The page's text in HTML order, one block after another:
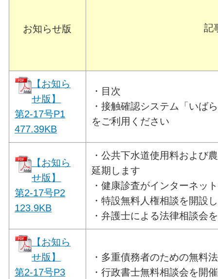
お知らせ版 記
【お知ら
せ版】
第2-17号P1
477.39KB
・目次
・接触確認システム「いば
をご利用ください
【お知ら
せ版】
第2-17号P2
123.9KB
・公共下水道使用料および
延期します
・健康診査がインターネッ
・特設無料人権相談を開設
・弁護士による法律相談会
【お知ら
せ版】
第2-17号P3
・多重債務者のための無料
・行政書士無料相談会を開